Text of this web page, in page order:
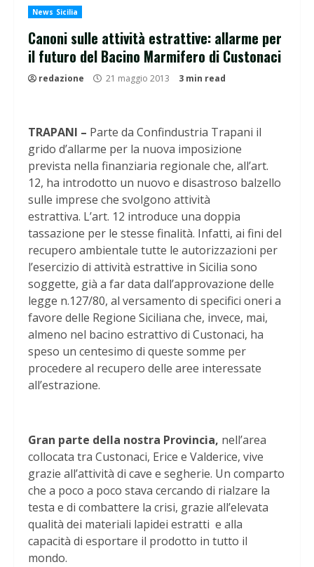
News Sicilia
Canoni sulle attività estrattive: allarme per
il futuro del Bacino Marmifero di Custonaci
redazione 21 maggio 2013 3 min read
TRAPANI – Parte da Confindustria Trapani il
grido d’allarme per la nuova imposizione
prevista nella finanziaria regionale che, all’art.
12, ha introdotto un nuovo e disastroso balzello
sulle imprese che svolgono attività
estrattiva. L’art. 12 introduce una doppia
tassazione per le stesse finalità. Infatti, ai fini del
recupero ambientale tutte le autorizzazioni per
l’esercizio di attività estrattive in Sicilia sono
soggette, già a far data dall’approvazione delle
legge n.127/80, al versamento di specifici oneri a
favore delle Regione Siciliana che, invece, mai,
almeno nel bacino estrattivo di Custonaci, ha
speso un centesimo di queste somme per
procedere al recupero delle aree interessate
all’estrazione.
Gran parte della nostra Provincia, nell’area
collocata tra Custonaci, Erice e Valderice, vive
grazie all’attività di cave e segherie. Un comparto
che a poco a poco stava cercando di rialzare la
testa e di combattere la crisi, grazie all’elevata
qualità dei materiali lapidei estratti e alla
capacità di esportare il prodotto in tutto il
mondo.